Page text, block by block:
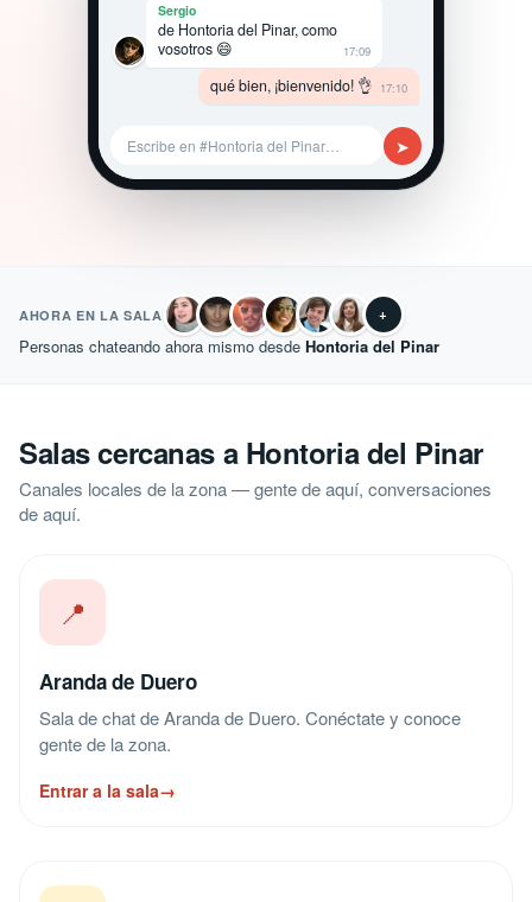
Sergio
de Hontoria del Pinar, como
vosotros 😄
17:09
qué bien, ¡bienvenido! 👌 17:10
Escribe en #Hontoria del Pinar… ➤
AHORA EN LA SALA +
Personas chateando ahora mismo desde Hontoria del Pinar
Salas cercanas a Hontoria del Pinar
Canales locales de la zona — gente de aquí, conversaciones
de aquí.
📍
Aranda de Duero
Sala de chat de Aranda de Duero. Conéctate y conoce
gente de la zona.
Entrar a la sala→